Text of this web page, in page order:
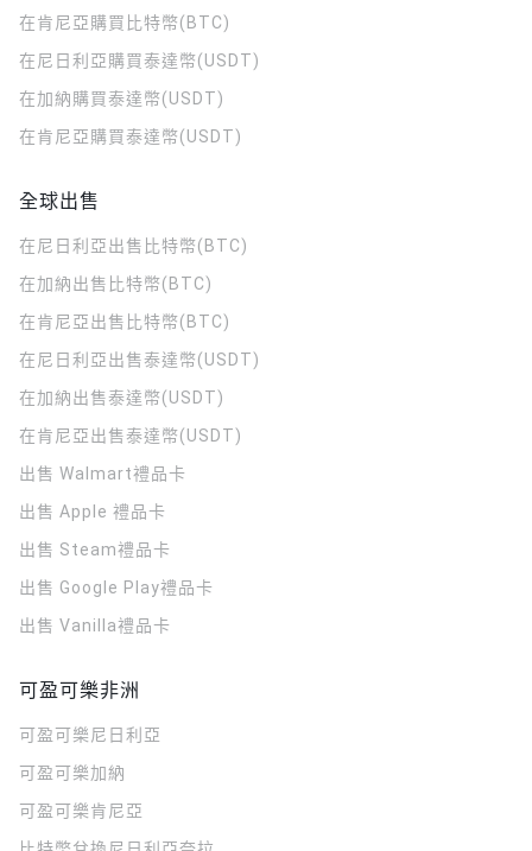
在肯尼亞購買比特幣(BTC)
在尼日利亞購買泰達幣(USDT)
在加納購買泰達幣(USDT)
在肯尼亞購買泰達幣(USDT)
全球出售
在尼日利亞出售比特幣(BTC)
在加納出售比特幣(BTC)
在肯尼亞出售比特幣(BTC)
在尼日利亞出售泰達幣(USDT)
在加納出售泰達幣(USDT)
在肯尼亞出售泰達幣(USDT)
出售 Walmart禮品卡
出售 Apple 禮品卡
出售 Steam禮品卡
出售 Google Play禮品卡
出售 Vanilla禮品卡
可盈可樂非洲
可盈可樂 尼日利亞
可盈可樂加納
可盈可樂肯尼亞